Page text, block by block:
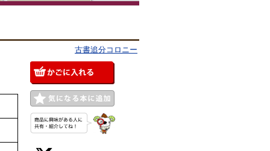
古書追分コロニー